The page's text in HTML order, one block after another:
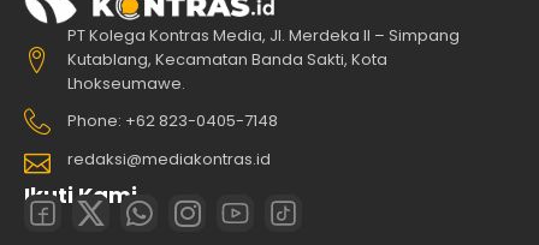
PT Kolega Kontras Media, Jl. Merdeka II – Simpang
Kutablang, Kecamatan Banda Sakti, Kota
Lhokseumawe.
Phone: +62 823-0405-7148
redaksi@mediakontras.id
Ikuti Kami